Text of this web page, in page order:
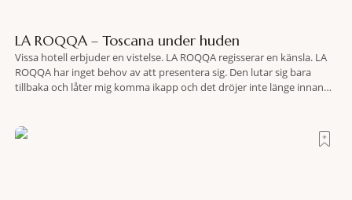
LA ROQQA – Toscana under huden
Vissa hotell erbjuder en vistelse. LA ROQQA regisserar en känsla. LA
ROQQA har inget behov av att presentera sig. Den lutar sig bara
tillbaka och låter mig komma ikapp och det dröjer inte länge innan